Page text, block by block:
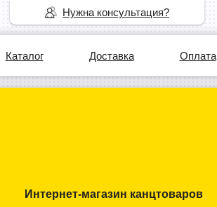
Каталог Доставка Оплата
Интернет-магазин канцтоваров
Нужна консультация?